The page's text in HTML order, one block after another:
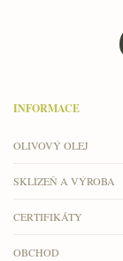
INFORMACE
OLIVOVÝ OLEJ
SKLIZEŇ A VÝROBA
CERTIFIKÁTY
OBCHOD